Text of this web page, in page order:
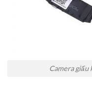
Camera giấu